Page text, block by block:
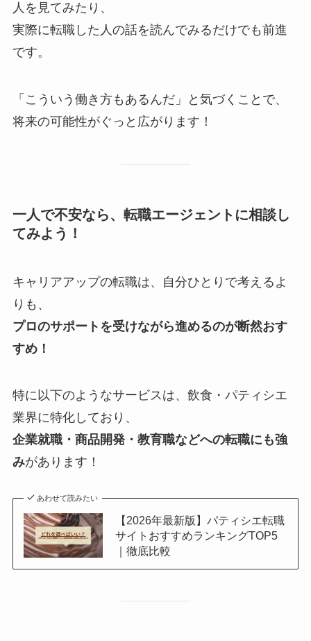
人を見てみたり、
実際に転職した人の話を読んでみるだけでも前進
です。
「こういう働き方もあるんだ」と気づくことで、
将来の可能性がぐっと広がります！
一人で不安なら、転職エージェントに相談し
てみよう！
キャリアアップの転職は、自分ひとりで考えるよ
りも、
プロのサポートを受けながら進めるのが断然おす
すめ！
特に以下のようなサービスは、飲食・パティシエ
業界に特化しており、
企業就職・商品開発・教育職などへの転職にも強
みがあります！
あわせて読みたい
【2026年最新版】パティシエ転職
サイトおすすめランキングTOP5
｜徹底比較